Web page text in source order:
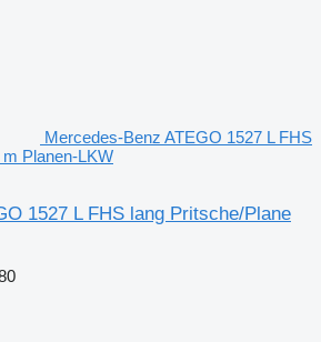
Mercedes-Benz ATEGO 1527 L FHS
Planen-LKW
1527 L FHS lang Pritsche/Plane